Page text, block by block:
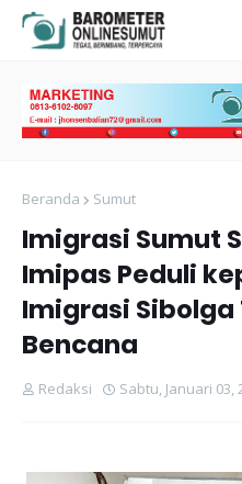
Beranda Sumut
Imigrasi Sumut
Imipas Peduli
Imigrasi
Bencana
Redaksi Sabtu, Januari 03,